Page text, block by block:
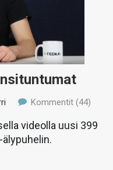
Kommentit (44)
videolla uusi 399